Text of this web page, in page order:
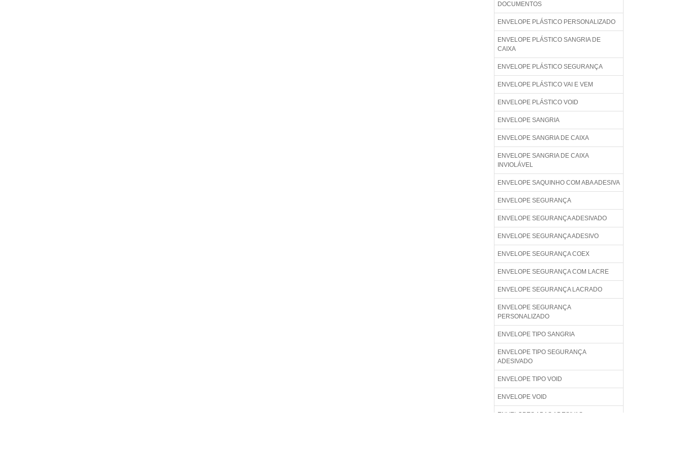
DOCUMENTOS
ENVELOPE PLÁSTICO PERSONALIZADO
ENVELOPE PLÁSTICO SANGRIA DE
CAIXA
ENVELOPE PLÁSTICO SEGURANÇA
ENVELOPE PLÁSTICO VAI E VEM
ENVELOPE PLÁSTICO VOID
ENVELOPE SANGRIA
ENVELOPE SANGRIA DE CAIXA
ENVELOPE SANGRIA DE CAIXA
INVIOLÁVEL
ENVELOPE SAQUINHO COM ABA ADESIVA
ENVELOPE SEGURANÇA
ENVELOPE SEGURANÇA ADESIVADO
ENVELOPE SEGURANÇA ADESIVO
ENVELOPE SEGURANÇA COEX
ENVELOPE SEGURANÇA COM LACRE
ENVELOPE SEGURANÇA LACRADO
ENVELOPE SEGURANÇA
PERSONALIZADO
ENVELOPE TIPO SANGRIA
ENVELOPE TIPO SEGURANÇA
ADESIVADO
ENVELOPE TIPO VOID
ENVELOPE VOID
ENVELOPES ABAS ADESIVAS